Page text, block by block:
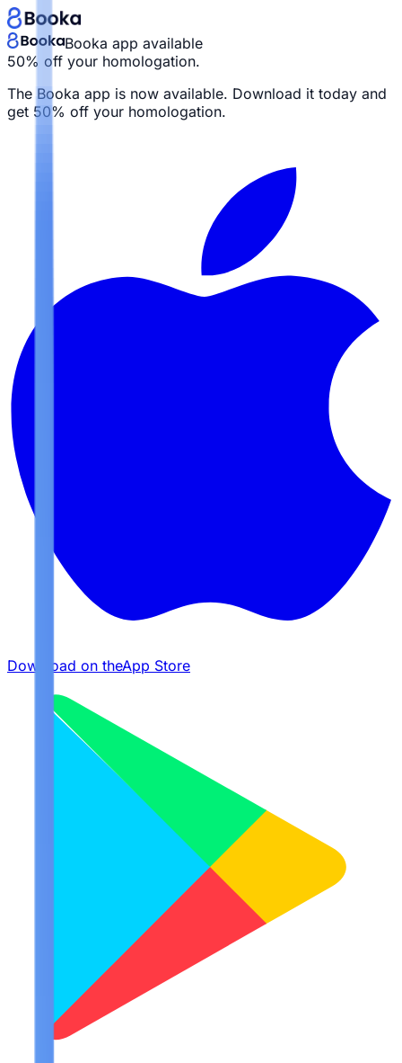
Booka app available
50% off your homologation.
The Booka app is now available. Download it today and
get 50% off your homologation.
Download on theApp Store